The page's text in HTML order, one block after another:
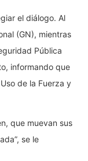
el diálogo. Al
(GN), mientras
Pública
informando que
de la Fuerza y
que muevan sus
se le